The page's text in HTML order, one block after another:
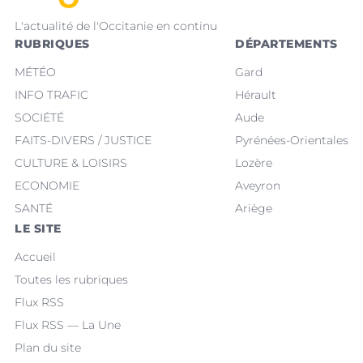
L'actualité de l'Occitanie en continu
RUBRIQUES
MÉTÉO
INFO TRAFIC
SOCIÉTÉ
FAITS-DIVERS / JUSTICE
CULTURE & LOISIRS
ECONOMIE
SANTÉ
DÉPARTEMENTS
Gard
Hérault
Aude
Pyrénées-Orientales
Lozère
Aveyron
Ariège
LE SITE
Accueil
Toutes les rubriques
Flux RSS
Flux RSS — La Une
Plan du site